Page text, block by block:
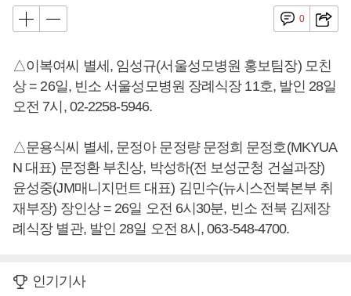
0
△이복여씨 별세, 임성규(서울성모병원 홍보팀장) 모친
상 = 26일, 빈소 서울성모병원 장례식장 11호, 발인 28일
오전 7시, 02-2258-5946.
△문용식씨 별세, 문정아 문정량 문정희 문정호(MKYUA
N 대표) 문정환 부친상, 박성하(전 보성군청 건설과장)
윤성중(JM매니지먼트 대표) 김민수(뉴시스전북본부 취
재부장) 장인상 = 26일 오전 6시30분, 빈소 전북 김제장
례식장 별관, 발인 28일 오전 8시, 063-548-4700.
인기기사